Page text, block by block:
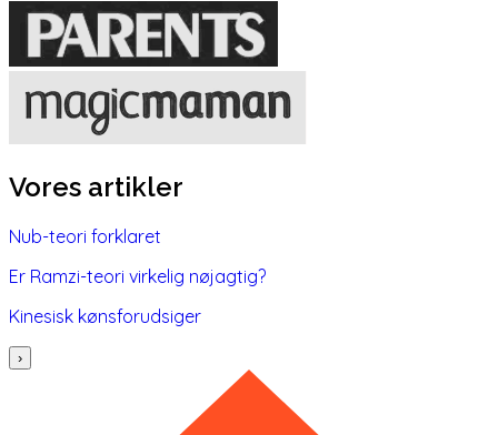
Vores artikler
Nub-teori forklaret
Er Ramzi-teori virkelig nøjagtig?
Kinesisk kønsforudsiger
›